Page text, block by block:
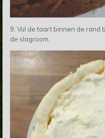
9. Vul de taart binnen de rand
de slagroom.